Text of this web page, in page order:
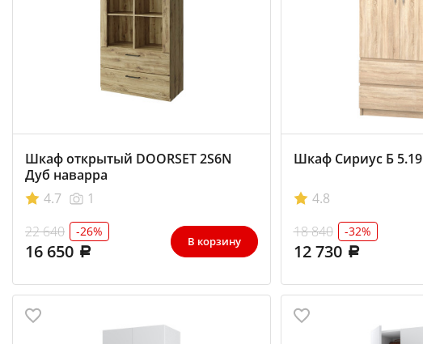
Шкаф открытый DOORSET 2S6N
Дуб наварра
4.7
1
22 640
-26%
16 650 В корзину
Шкаф Сириус Б 5.19
4.8
18 840
-32%
12 730